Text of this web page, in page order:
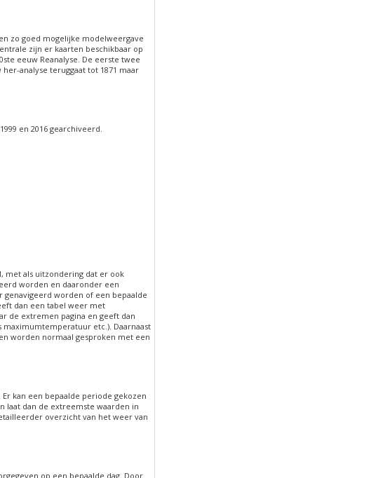
zo goed mogelijke modelweergave
zijn er kaarten beschikbaar op
eeuw Reanalyse. De eerste twee
analyse teruggaat tot 1871 maar
en 2016 gearchiveerd.
met als uitzondering dat er ook
worden en daaronder een
worden of een bepaalde
dan een tabel weer met
de extremen pagina en geeft dan
maximumtemperatuur etc.). Daarnaast
worden normaal gesproken met een
kan een bepaalde periode gekozen
laat dan de extreemste waarden in
overzicht van het weer van
op een bepaalde dag. Door